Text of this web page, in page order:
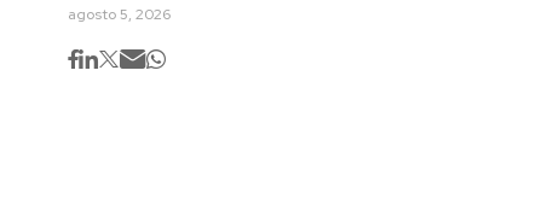
agosto 5, 2026